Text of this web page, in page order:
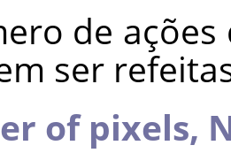
de
ser
of pixels,